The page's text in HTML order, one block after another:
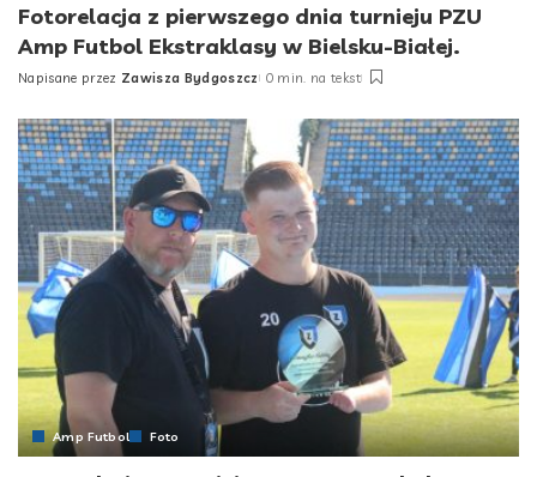
Fotorelacja z pierwszego dnia turnieju PZU
Amp Futbol Ekstraklasy w Bielsku-Białej.
Posted
Napisane przez Zawisza Bydgoszcz 0 min. na tekst
Amp Futbol Foto